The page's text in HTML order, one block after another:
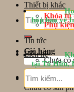
Tìm
kiếm:
Giỏ hàng
Chưa có
Giỏ hàng
Chưa có sản
Thiết bị khác
Khóa tủ
Phụ
Tin tức
Liên hệ
Tìm
kiếm:
hộp bảo vệ
tại Tố Hữu,